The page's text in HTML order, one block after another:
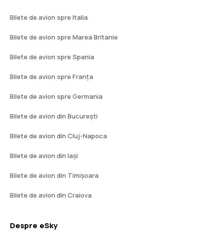
Bilete de avion spre Italia
Bilete de avion spre Marea Britanie
Bilete de avion spre Spania
Bilete de avion spre Franţa
Bilete de avion spre Germania
Bilete de avion din București
Bilete de avion din Cluj-Napoca
Bilete de avion din Iași
Bilete de avion din Timișoara
Bilete de avion din Craiova
Despre eSky